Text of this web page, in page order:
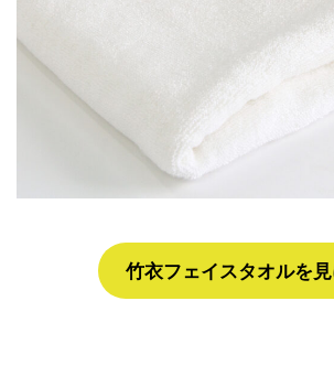
竹衣フェイスタオルを見